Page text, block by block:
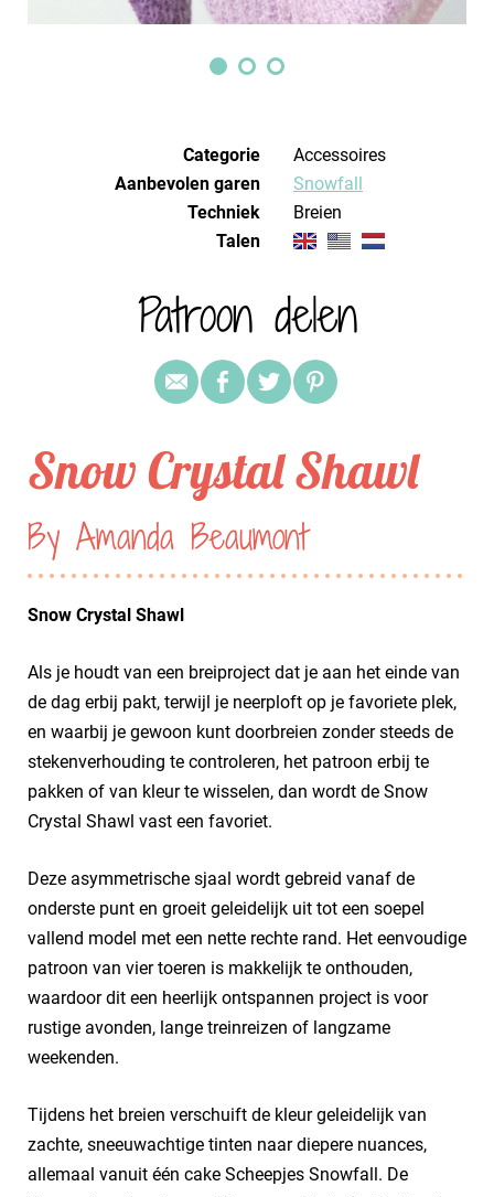
Categorie
Accessoires
Aanbevolen garen
Snowfall
Techniek
breien
Talen
Patroon delen
Snow Crystal Shawl
By Amanda Beaumont
Snow Crystal Shawl
Als je houdt van een breiproject dat je aan het einde van
de dag erbij pakt, terwijl je neerploft op je favoriete plek,
en waarbij je gewoon kunt doorbreien zonder steeds de
stekenverhouding te controleren, het patroon erbij te
pakken of van kleur te wisselen, dan wordt de Snow
Crystal Shawl vast een favoriet.
Deze asymmetrische sjaal wordt gebreid vanaf de
onderste punt en groeit geleidelijk uit tot een soepel
vallend model met een nette rechte rand. Het eenvoudige
patroon van vier toeren is makkelijk te onthouden,
waardoor dit een heerlijk ontspannen project is voor
rustige avonden, lange treinreizen of langzame
weekenden.
Tijdens het breien verschuift de kleur geleidelijk van
zachte, sneeuwachtige tinten naar diepere nuances,
allemaal vanuit één cake Scheepjes Snowfall. De